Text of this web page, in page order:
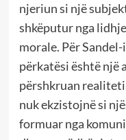
njeriun si një
shkëputur nga
morale. Për Sandel-
përkatësi është një
përshkruan
nuk ekzistojnë si
formuar nga